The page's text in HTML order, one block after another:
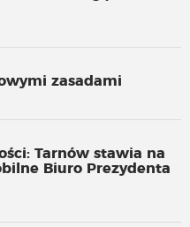
zasadami
Tarnów stawia na
Biuro Prezydenta